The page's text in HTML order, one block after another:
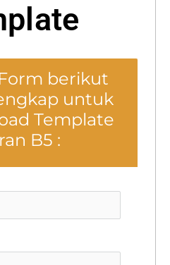
berikut
untuk
Template
B5 :